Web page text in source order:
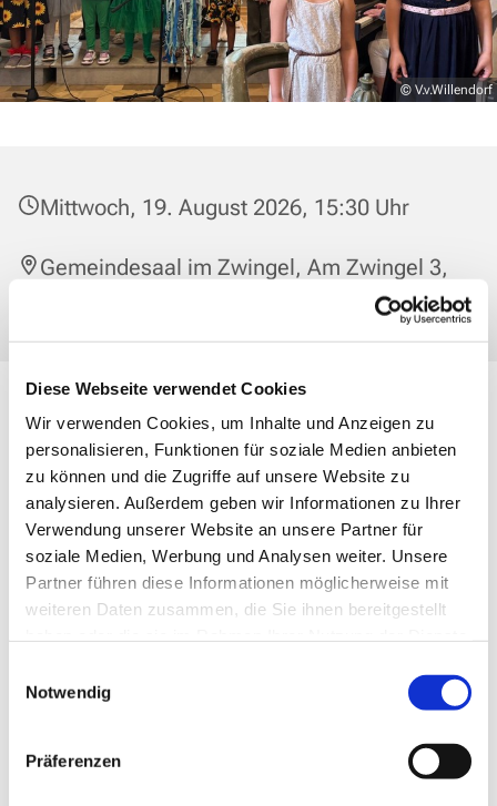
Diese Webseite verwendet Cookies
Wir verwenden Cookies, um Inhalte und Anzeigen zu
personalisieren, Funktionen für soziale Medien anbieten
zu können und die Zugriffe auf unsere Website zu
analysieren. Außerdem geben wir Informationen zu Ihrer
Verwendung unserer Website an unsere Partner für
soziale Medien, Werbung und Analysen weiter. Unsere
Partner führen diese Informationen möglicherweise mit
weiteren Daten zusammen, die Sie ihnen bereitgestellt
Notwendig
Präferenzen
© V.v.Willendorf
Mittwoch, 19. August 2026, 15:30 Uhr
Gemeindesaal im Zwingel, Am Zwingel 3,
Singst Du gerne? Dann mach bei uns mit! Wer dabei sein
will oder es einfach auch mal ausprobieren möchte, kann
mittwochs einfach vorbeikommen.
Kinderkantorei I:
Mittwochs, 15.30–16.15 Uhr
(Für Vorschulkinder u. 1./2. Kl.)
Am Zwingel 3, Dillenburg
Mittwochs, 16.30–17.15 Uhr (ab 3. Kl.)
Unsere Kantorin Petra Denker leitet beide Chöre und wenn